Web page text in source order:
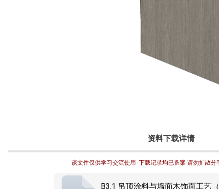
资料下载详情
该文件仅供学习交流使用  下载记录均已备案 请勿扩散分
B3.1 吊顶涂料与墙面木饰面工艺